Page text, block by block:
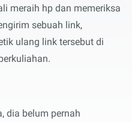
meraih hp dan memeriksa
sebuah link,
ulang link tersebut di
dia belum pernah